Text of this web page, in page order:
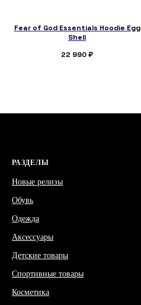
Fear of God Essentials Hoodie Egg
Shell
22 990₽
РАЗДЕЛЫ
Новые релизы
Обувь
Одежда
Аксессуары
Детские товары
Спортивные товары
Косметика